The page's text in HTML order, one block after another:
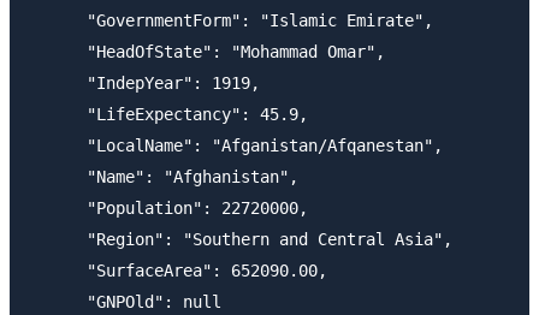
      "GovernmentForm": "Islamic Emirate",
      "HeadOfState": "Mohammad Omar",
      "IndepYear": 1919,
      "LifeExpectancy": 45.9,
      "LocalName": "Afganistan/Afqanestan",
      "Name": "Afghanistan",
      "Population": 22720000,
      "Region": "Southern and Central Asia",
      "SurfaceArea": 652090.00,
      "GNPOld": null